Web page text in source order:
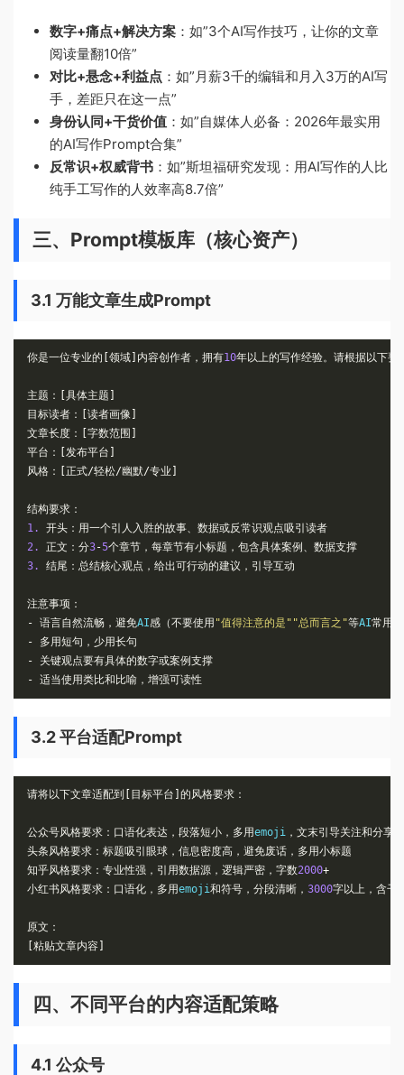
数字+痛点+解决方案 ：如”3个AI写作技巧，让你的文章
阅读量翻10倍”
对比+悬念+利益点 ：如”月薪3千的编辑和月入3万的AI写
手，差距只在这一点”
身份认同+干货价值 ：如”自媒体人必备：2026年最实用
的AI写作Prompt合集”
反常识+权威背书 ：如”斯坦福研究发现：用AI写作的人比
纯手工写作的人效率高8.7倍”
三、Prompt模板库（核心资产）
3.1 万能文章生成Prompt
你是一位专业的[领域]内容创作者，拥有10年以上的写作经验。请根据以下要
主题：[具体主题]
目标读者：[读者画像]
文章长度：[字数范围]
平台：[发布平台]
风格：[正式/轻松/幽默/专业]
结构要求：
1.
开头：用一个引人入胜的故事、数据或反常识观点吸引读者
2.
正文：分3-5个章节，每章节有小标题，包含具体案例、数据支撑
3.
结尾：总结核心观点，给出可行动的建议，引导互动
注意事项：
- 语言自然流畅，避免AI感（不要使用 "值得注意的是""总而言之"等AI常用
-
多用短句，少用长句
-
关键观点要有具体的数字或案例支撑
- 适当使用类比和比喻，增强可读性
3.2 平台适配Prompt
请将以下文章适配到[目标平台]的风格要求：
公众号风格要求：口语化表达，段落短小，多用emoji ，文末引导关注和分享
头条风格要求：标题吸引眼球，信息密度高，避免废话，多用小标题
知乎风格要求：专业性强，引用数据源，逻辑严密，字数2000+
小红书风格要求：口语化，多用emoji和符号，分段清晰， 3000字以上，含干
原文：
[粘贴文章内容]
四、不同平台的内容适配策略
4.1 公众号